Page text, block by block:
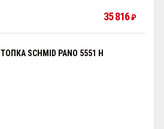
35 816₽
SCHMID PANO 5551 H